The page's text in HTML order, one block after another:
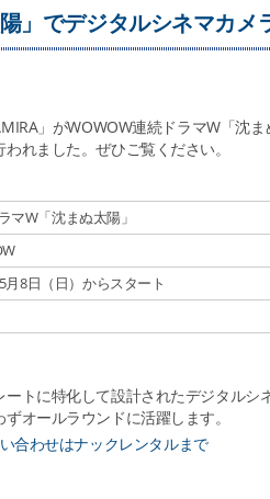
」でデジタルシネマカ
」がWOWOW連続ドラマW「沈
れました。ぜひご覧ください。
マW「沈まぬ太陽」
月8日（日）からスタート
トに特化して設計されたデジタルシ
オールラウンドに活躍します。
合わせはナックレンタルまで